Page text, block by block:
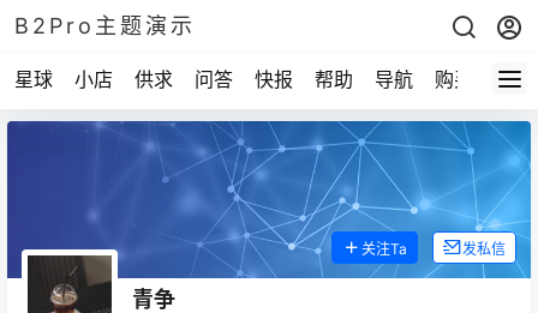
B2Pro主题演示
星球 小店 供求 问答 快报 帮助 导航 购买
青争
关注Ta 发私信